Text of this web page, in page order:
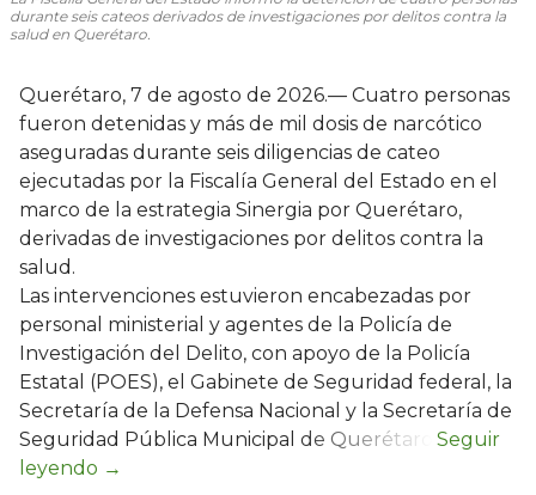
durante seis cateos derivados de investigaciones por delitos contra la
salud en Querétaro.
Querétaro, 7 de agosto de 2026.— Cuatro personas
fueron detenidas y más de mil dosis de narcótico
aseguradas durante seis diligencias de cateo
ejecutadas por la Fiscalía General del Estado en el
marco de la estrategia Sinergia por Querétaro,
derivadas de investigaciones por delitos contra la
salud.
Las intervenciones estuvieron encabezadas por
personal ministerial y agentes de la Policía de
Investigación del Delito, con apoyo de la Policía
Estatal (POES), el Gabinete de Seguridad federal, la
Secretaría de la Defensa Nacional y la Secretaría de
Seguridad Pública Municipal de Querétaro.